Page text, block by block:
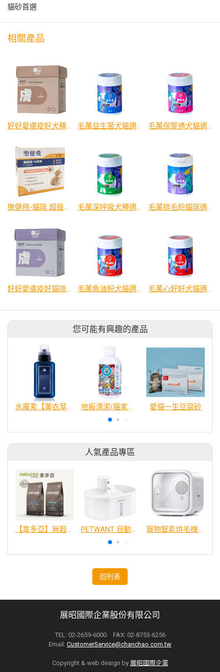
貓砂首選
相關產品
好好愛膚疫好犬種適用 毛萬益生菌犬貓適用 毛萬保腎通犬貓適用
樂健飛-貓咪 超級離胺酸+甘胺酸 2.5g 毛萬深呼吸犬種適用 毛萬排毛粉貓咪適用
毛萬心好好犬貓適用
您可能有興趣的產品
水魔素【薰衣草除臭】濃縮液【驅蚤蚊防蟑】 地板清潔(貓家庭適用)480ml 愛貓一生豆腐砂
人氣產品專區
【拿多亞】無穀低敏 犬糧 PETWANT 自動感應無線寵物飲水機 W4-L 寵物智能烘毛機75L
回列表
展昭國際企業股份有限公司
TEL: 02-2659-6000 FAX: 02-8753-6256
Email: CustomerService@chanchao.com.tw
Copyright & web design by 展昭國際企業